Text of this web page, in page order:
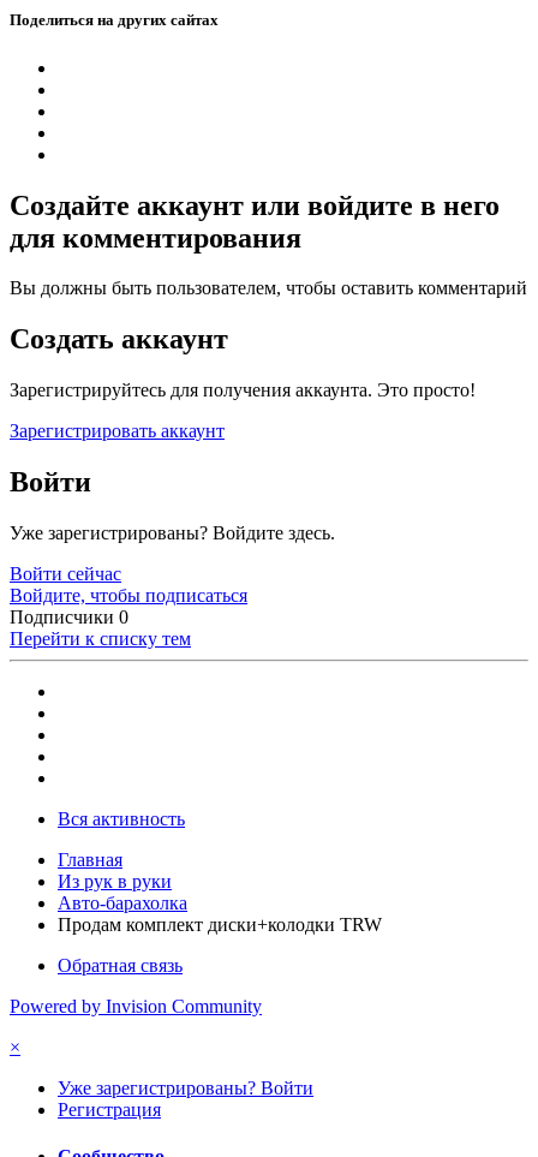
Поделиться на других сайтах
Создайте аккаунт или войдите в него
для комментирования
Вы должны быть пользователем, чтобы оставить комментарий
Создать аккаунт
Зарегистрируйтесь для получения аккаунта. Это просто!
Зарегистрировать аккаунт
Войти
Уже зарегистрированы? Войдите здесь.
Войти сейчас
Войдите, чтобы подписаться
Подписчики 0
Перейти к списку тем
Вся активность
Главная
Из рук в руки
Авто-барахолка
Продам комплект диски+колодки TRW
Обратная связь
Powered by Invision Community
×
Уже зарегистрированы? Войти
Регистрация